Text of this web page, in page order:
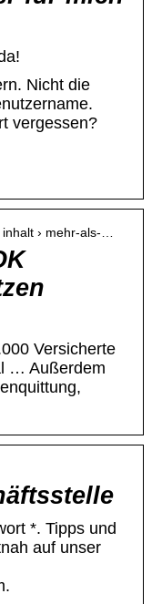
Nicht die
vergessen?
inhalt › mehr-als-…
Versicherte
… Außerdem
*. Tipps und
auf unser